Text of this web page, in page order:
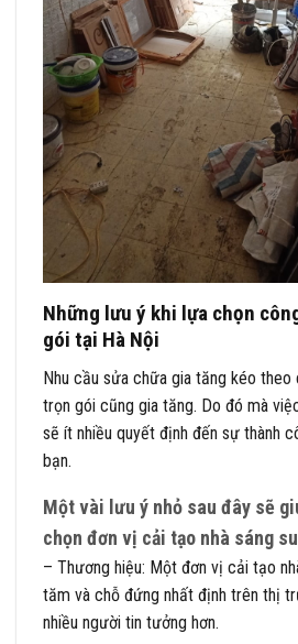
Những lưu ý khi lựa chọn
gói tại Hà Nội
Nhu cầu sửa chữa gia tăng kéo theo
trọn gói cũng gia tăng. Do đó mà
sẽ ít nhiều quyết định đến sự thành
bạn.
Một vài lưu ý nhỏ sau đây sẽ
chọn đơn vị cải tạo nhà sáng
– Thương hiệu: Một đơn vị cải tạo
tăm và chỗ đứng nhất định trên thị
nhiều người tin tưởng hơn.